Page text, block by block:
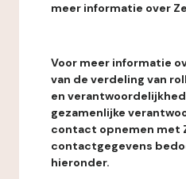
meer informatie over
Voor meer informatie
van de verdeling van
en
gezamenlijke
contact opnemen met
contactgegevens
hieronder.